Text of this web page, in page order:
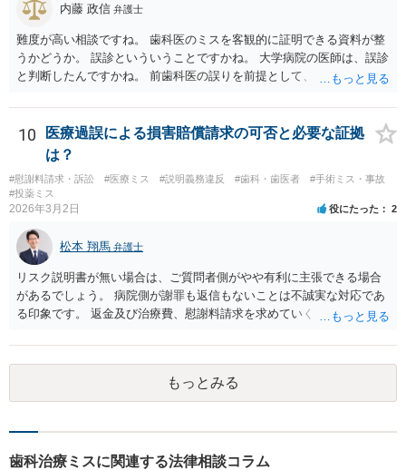
内藤 政信 弁護士
難度が高い相談ですね。 歯科医のミスを客観的に証明できる資料が整
うかどうか。 誤診といういうことですかね。 大学病院の医師は、誤診
と判断したんですかね。 前歯科医の誤りを前提として、 その医師はど
前医師の診断の誤りに起因するものかどうか、 大学病院の医師は、ど
う見ているんでしょうかね。 歯科医の資格を持ってる弁護士もいます
ね。 そのような弁護士を探すのもいいと思いますね。
10
医療過誤による損害賠償請求の可否と必要な証拠
は？
#慰謝料請求・訴訟 #医療ミス #説明義務違反 #歯科・歯医者
#手術ミス・事故
#投薬ミス
2026年3月2日 役にたった 2
松本 翔馬 弁護士
リスク説明書が無い場合は、ご質問者側がやや有利に主張できる場合
があるでしょう。 病院側が謝罪も返信もないことは不誠実な対応であ
る印象です。 返金及び治療費、慰謝料請求を求めていくことになるか
代理人として病院側との交渉窓口となることも方法の一つです。 ご自
身で内容証明を出される場合、書面にご質問者の不利になる事情を記
載した場合はそれ以降の交渉ハードルが上がってしまうため慎重に検
討されるとよいでしょう。
もっとみる
歯科治療ミスに関連する法律相談コラム